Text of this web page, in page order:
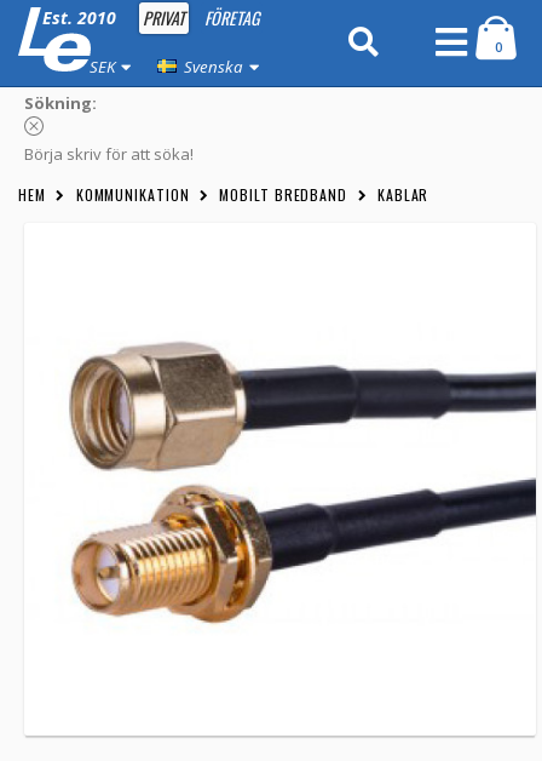
Est. 2010 PRIVAT FÖRETAG
SEK Svenska
0
Sökning:
Börja skriv för att söka!
HEM KOMMUNIKATION MOBILT BREDBAND KABLAR